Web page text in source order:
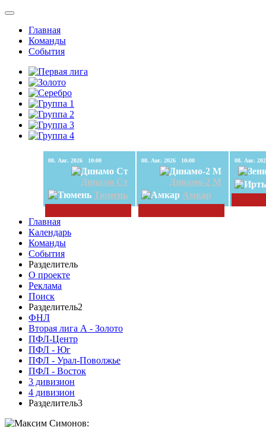
Главная
Команды
События
08. Авг. 2026 10:00
Динамо Ст
Тюмень
08. Авг. 2026 10:00
Динамо-2 М
Амкар
Главная
Календарь
Команды
События
Разделитель
О проекте
Реклама
Поиск
Разделитель2
ФНЛ
Вторая лига А - Золото
ПФЛ-Центр
ПФЛ - Юг
ПФЛ - Урал-Поволжье
ПФЛ - Восток
3 дивизион
4 дивизион
Разделитель3